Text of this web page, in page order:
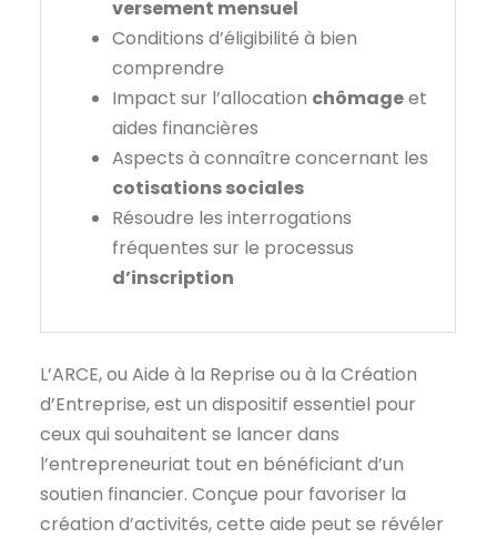
versement mensuel
Conditions d’éligibilité à bien
comprendre
Impact sur l’allocation chômageet
aides financières
Aspects à connaître concernant les
cotisations sociales
Résoudre les interrogations
fréquentes sur le processus
d’inscription
L’ARCE, ou Aide à la Reprise ou à la Création
d’Entreprise, est un dispositif essentiel pour
ceux qui souhaitent se lancer dans
l’entrepreneuriat tout en bénéficiant d’un
soutien financier. Conçue pour favoriser la
création d’activités, cette aide peut se révéler